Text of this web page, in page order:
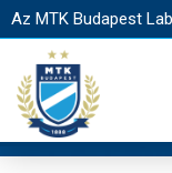
Az MTK Budapest